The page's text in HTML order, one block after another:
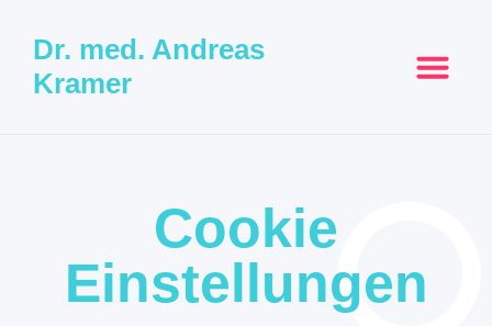
Dr. med. Andreas
Kramer
Cookie
Einstellungen